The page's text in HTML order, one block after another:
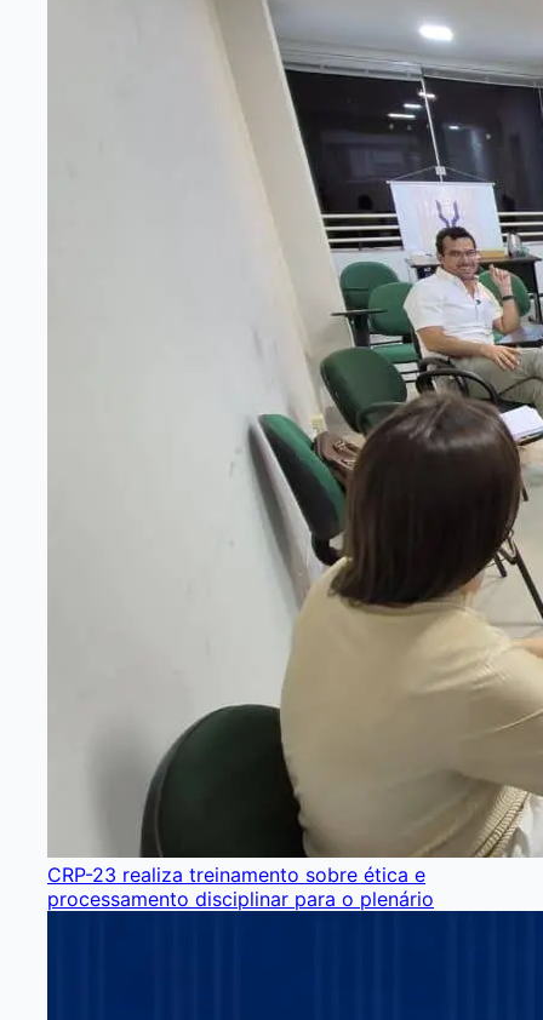
CRP-23 realiza treinamento sobre ética e
processamento disciplinar para o plenário